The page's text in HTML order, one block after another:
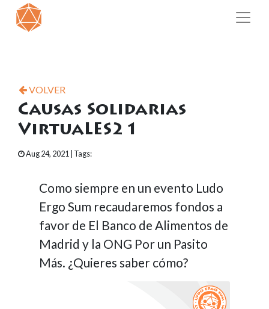
VOLVER
Causas Solidarias
VirtuaLES21
Aug 24, 2021 | Tags:
Como siempre en un evento Ludo
Ergo Sum recaudaremos fondos a
favor de El Banco de Alimentos de
Madrid y la ONG Por un Pasito
Más. ¿Quieres saber cómo?